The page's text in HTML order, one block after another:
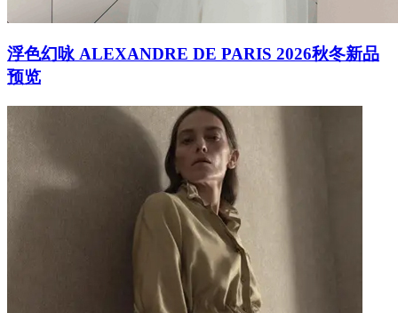
浮色幻咏 ALEXANDRE DE PARIS 2026秋冬新品
预览